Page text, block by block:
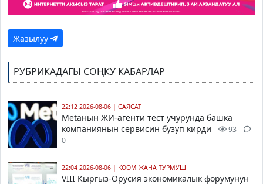
Жазылуу
РУБРИКАДАГЫ СОҢКУ КАБАРЛАР
22:12 2026-08-06 | САЯСАТ
Metaнын ЖИ-агенти тест учурунда башка
компаниянын сервисин бузуп кирди
93
0
22:04 2026-08-06 | КООМ ЖАНА ТУРМУШ
VIII Кыргыз-Орусия экономикалык форумунун